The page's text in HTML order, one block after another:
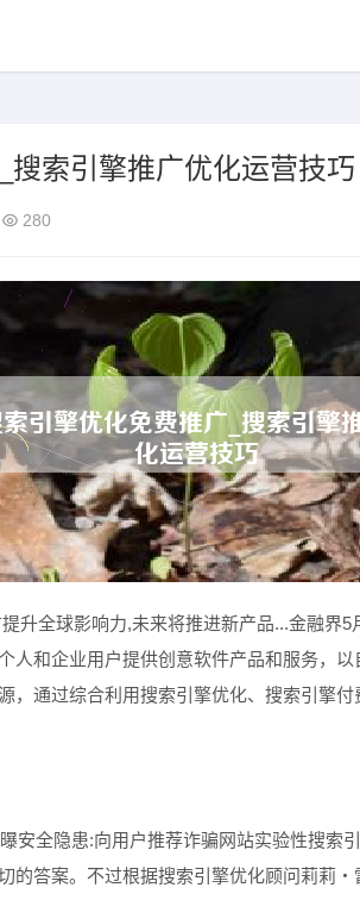
搜索引擎推广优化运营技巧
280
升全球影响力,未来将推进新产品...金融界
人和企业用户提供创意软件产品和服务，
，通过综合利用搜索引擎优化、搜索引擎
安全隐患:向用户推荐诈骗网站实验性搜索
的答案。不过根据搜索引擎优化顾问莉莉